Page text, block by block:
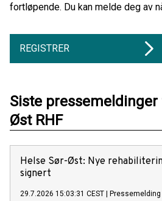
fortløpende. Du kan melde deg av
REGISTRER
Siste pressemeldinger
Øst RHF
Helse Sør-Øst: Nye
signert
29.7.2026 15:03:31 CEST Pressemelding